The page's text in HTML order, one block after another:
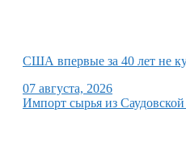
США впервые за 40 лет не
07 августа, 2026
Импорт сырья из